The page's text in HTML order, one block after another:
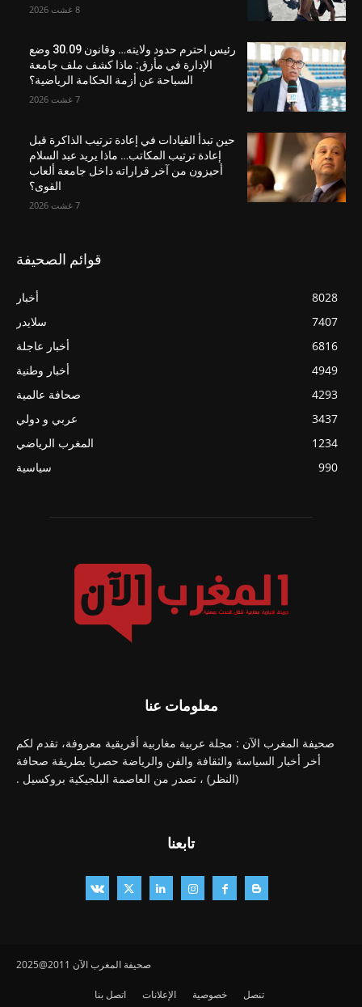
8 غشت 2026
رئيس احترم حدود ولايته… وقانون 30.09 وضع
الإدارة في مأزق: ماذا كشف ملف جامعة
السباحة عن أزمة الحكامة الرياضية؟
7 غشت 2026
حين تبدأ القيادات في إعادة ترتيب الذاكرة قبل
إعادة ترتيب المكاتب… ماذا يريد عبد السلام
أحيزون من آخر قراراته داخل جامعة ألعاب
القوى؟
7 غشت 2026
قوائم الصحيفة
أخبار
8028
سلايدر
7407
أخبار عاجلة
6816
أخبار وطنية
4949
صحافة عالمية
4293
عربي و دولي
3437
المغرب الرياضي
1234
سياسية
990
معلومات عنا
صحيفة المغرب الآن : مجلة عربية مغاربية أفريقية معروفة، تقدم لكم
أخر أخبار السياسة والثقافة والفن والرياضة حصريا بطريقة صحافة
(النظر) ، تصدر من العاصمة البلجيكية بروكسيل .
تابعنا
صحيفة المغرب الآن 2011@2025
تنصل خصوصية الإعلانات اتصل بنا